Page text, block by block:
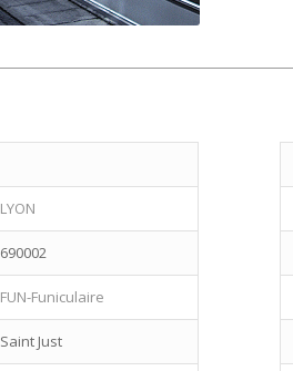
LYON
690002
FUN-Funiculaire
Saint Just